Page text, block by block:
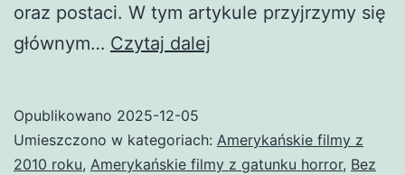
oraz postaci. W tym artykule przyjrzymy się
głównym… Czytaj dalej
zła
Opublikowano 2025-12-05
Umieszczono w kategoriach: Amerykańskie filmy z
2010 roku, Amerykańskie filmy z gatunku horror, Bez